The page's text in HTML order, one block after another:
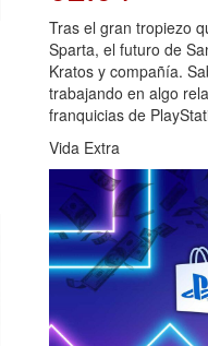
Tras el gran tropiezo
Sparta, el futuro de
Kratos y compañía.
trabajando en algo
franquicias de
Vida Extra